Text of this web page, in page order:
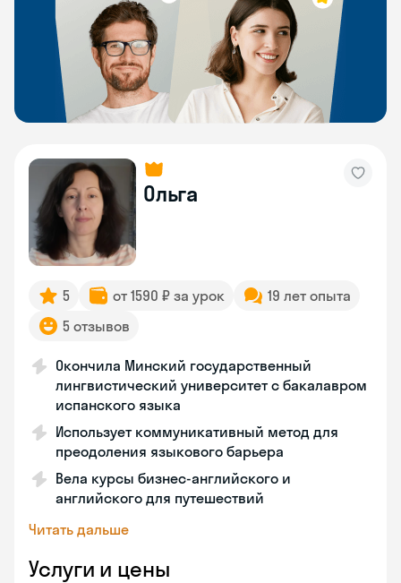
Ольга
5 от 1590 ₽ за урок
19 лет опыта
5 отзывов
Окончила Минский государственный
лингвистический университет с бакалавром
испанского языка
Использует коммуникативный метод для
преодоления языкового барьера
Вела курсы бизнес-английского и
английского для путешествий
Читать дальше
Услуги и цены